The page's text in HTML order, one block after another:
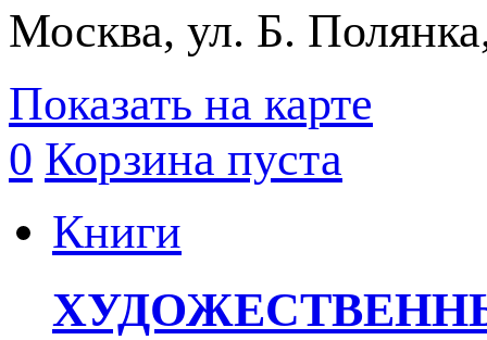
Москва, ул. Б.
Показать на карте
0 Корзина пуста
Книги